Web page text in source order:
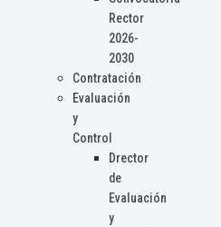
Rector
2026-
2030
Contratación
Evaluación
y
Control
Drector
de
Evaluación
y